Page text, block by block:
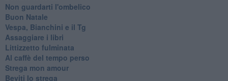
Non guardarti l'ombelico
Buon Natale
Vespa, Bianchini e il Tg
Assaggiare i libri
Littizzetto fulminata
Al caffè del tempo perso
Strega mon amour
Beviti lo strega